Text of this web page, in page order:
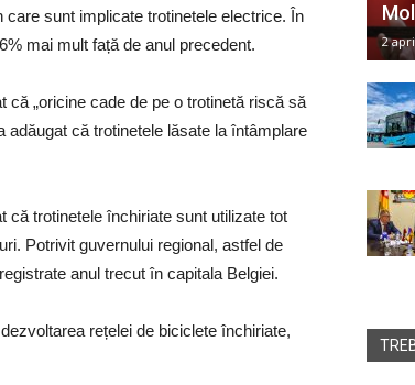
sunt implicate trotinetele electrice. În
mai mult față de anul precedent.
că „oricine cade de pe o trotinetă riscă să
că trotinetele lăsate la întâmplare
că trotinetele închiriate sunt utilizate tot
Potrivit guvernului regional, astfel de
anul trecut în capitala Belgiei.
rețelei de biciclete închiriate,
2